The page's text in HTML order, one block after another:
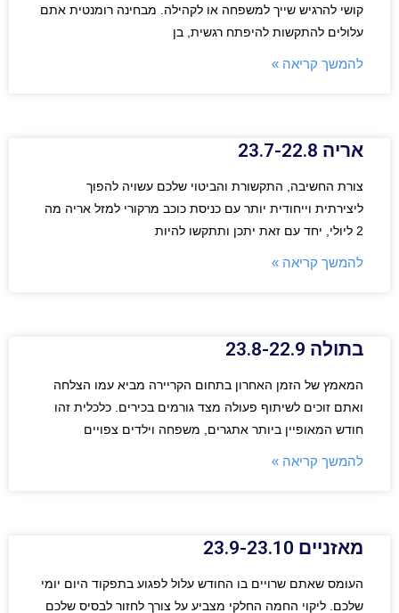
קושי להרגיש שייך למשפחה או לקהילה. מבחינה רומנטית אתם
עלולים להתקשות להיפתח רגשית, בן
להמשך קריאה »
אריה 23.7-22.8
צורת החשיבה, התקשורת והביטוי שלכם עשויה להפוך
ליצירתית וייחודית יותר עם כניסת כוכב מרקורי למזל אריה מה
2 ליולי, יחד עם זאת יתכן ותתקשו להיות
להמשך קריאה »
בתולה 23.8-22.9
המאמץ של הזמן האחרון בתחום הקריירה מביא עמו הצלחה
ואתם זוכים לשיתוף פעולה מצד גורמים בכירים. כלכלית זהו
חודש המאופיין ביותר אתגרים, משפחה וילדים צפויים
להמשך קריאה »
מאזניים 23.9-23.10
העומס שאתם שרויים בו החודש עלול לפגוע בתפקוד היום יומי
שלכם. ליקוי החמה החלקי מצביע על צורך לחזור לבסיס שלכם